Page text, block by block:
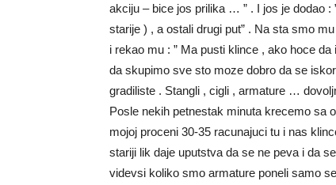
akciju – bice jos prilika … ” . I jos je dodao
starije ) , a ostali drugi put” . Na sta smo
i rekao mu : ” Ma pusti klince , ako hoce
da skupimo sve sto moze dobro da se
gradiliste . Stangli , cigli , armature …
Posle nekih petnestak minuta krecemo sa
mojoj proceni 30-35 racunajuci tu i nas
stariji lik daje uputstva da se ne peva i da
videvsi koliko smo armature poneli samo